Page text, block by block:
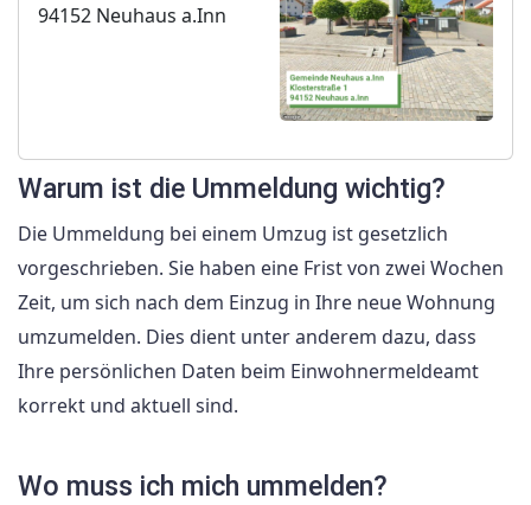
94152 Neuhaus a.Inn
Warum ist die Ummeldung wichtig?
Die Ummeldung bei einem Umzug ist gesetzlich
vorgeschrieben. Sie haben eine Frist von zwei Wochen
Zeit, um sich nach dem Einzug in Ihre neue Wohnung
umzumelden. Dies dient unter anderem dazu, dass
Ihre persönlichen Daten beim Einwohnermeldeamt
korrekt und aktuell sind.
Wo muss ich mich ummelden?